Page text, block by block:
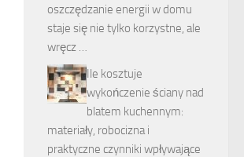
oszczędzanie energii w domu
staje się nie tylko korzystne, ale
wręcz …
Ile kosztuje
wykończenie ściany nad
blatem kuchennym:
materiały, robocizna i
praktyczne czynniki wpływające